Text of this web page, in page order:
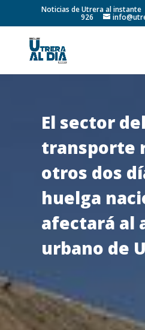
Noticias de Utrera al instante
926
El sector del
transporte
otros dos
huelga
afectará al
urbano de